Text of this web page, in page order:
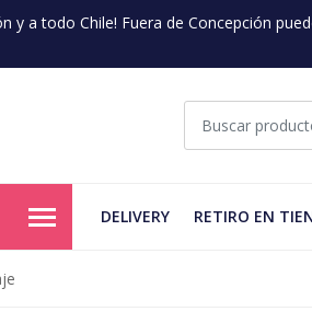
y a todo Chile! Fuera de Concepción
DELIVERY RETIRO EN